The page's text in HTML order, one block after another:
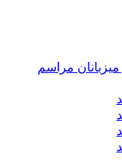
میزبانان مراسم